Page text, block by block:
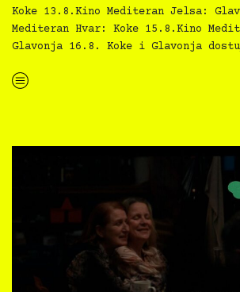
Koke 13.8.Kino Mediteran Jelsa:
Mediteran Hvar: Koke 15.8.Kino
Glavonja 16.8. Koke i Glavonja
“Kino Mediteran i Film svima nastavljaju inkluzivnu turneju na Hvaru”